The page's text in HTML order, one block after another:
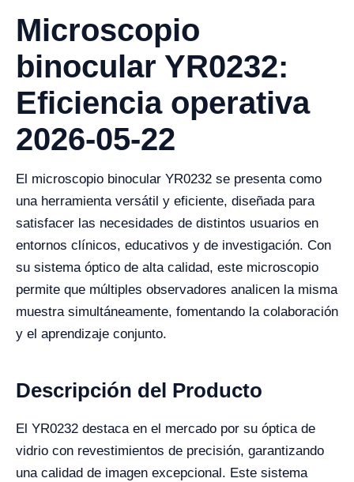
Microscopio
binocular YR0232:
Eficiencia operativa
2026-05-22
El microscopio binocular YR0232 se presenta como
una herramienta versátil y eficiente, diseñada para
satisfacer las necesidades de distintos usuarios en
entornos clínicos, educativos y de investigación. Con
su sistema óptico de alta calidad, este microscopio
permite que múltiples observadores analicen la misma
muestra simultáneamente, fomentando la colaboración
y el aprendizaje conjunto.
Descripción del Producto
El YR0232 destaca en el mercado por su óptica de
vidrio con revestimientos de precisión, garantizando
una calidad de imagen excepcional. Este sistema